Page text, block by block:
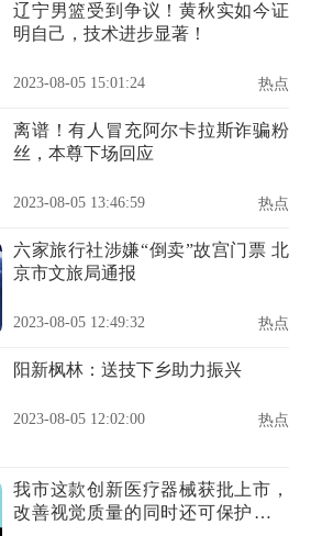
辽宁男篮受到争议！黄秋实如今证
明自己，技术进步显著！
2023-08-05 15:01:24 热点
离谱！有人冒充阿尔卡拉斯诈骗粉
丝，本尊下场回应
2023-08-05 13:46:59 热点
六家旅行社涉嫌“倒卖”故宫门票 北
京市文旅局通报
2023-08-05 12:49:32 热点
阳新枫林：送技下乡助力振兴
2023-08-05 12:02:00 热点
我市这款创新医疗器械获批上市，
改善视觉质量的同时还可保护角膜